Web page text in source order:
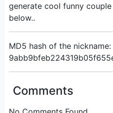
generate cool funny
below..
MD5 hash of the nickname:
Comments